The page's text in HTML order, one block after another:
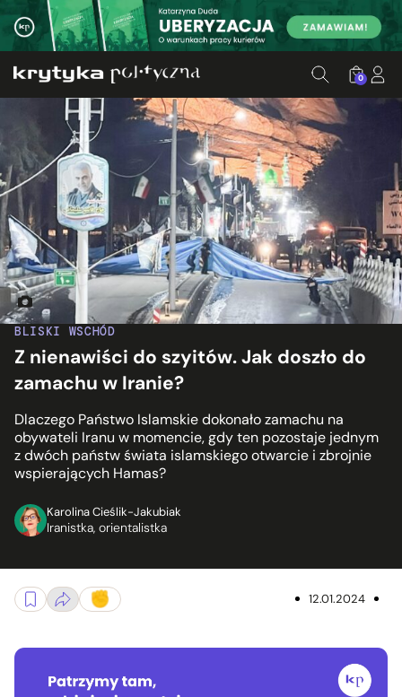
0
BLISKI WSCHÓD
Z nienawiści do szyitów. Jak doszło do
zamachu w Iranie?
Dlaczego Państwo Islamskie dokonało zamachu na
obywateli Iranu w momencie, gdy ten pozostaje jednym
z dwóch państw świata islamskiego otwarcie i zbrojnie
wspierających Hamas?
Karolina Cieślik-Jakubiak
Iranistka, orientalistka
Miejsce zamachu w mieście Kerman w Iranie. Fot. Mehr News
12.01.2024